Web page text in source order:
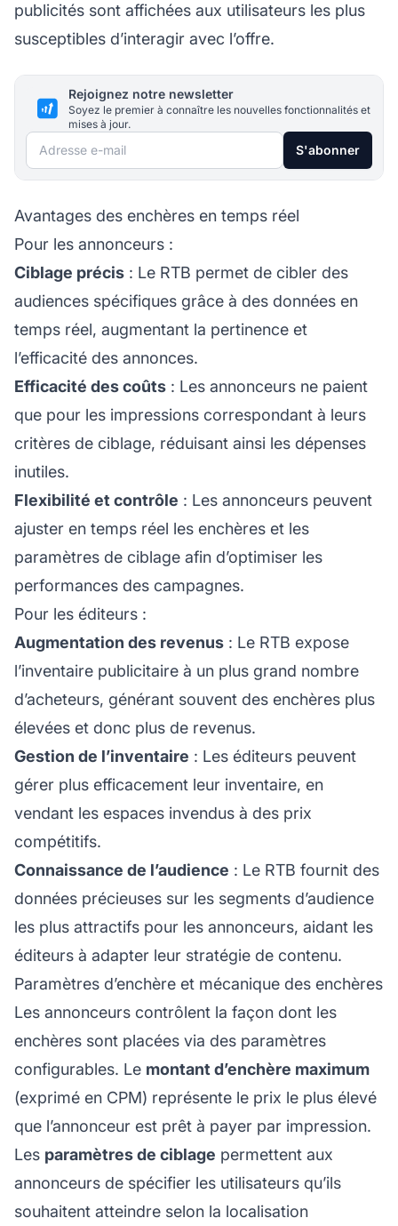
publicités sont affichées aux utilisateurs les plus
susceptibles d’interagir avec l’offre.
Rejoignez notre newsletter
Soyez le premier à connaître les nouvelles fonctionnalités et
mises à jour.
Adresse e-mail S'abonner
Avantages des enchères en temps réel
Pour les annonceurs :
Ciblage précis : Le RTB permet de cibler des
audiences spécifiques grâce à des données en
temps réel, augmentant la pertinence et
l’efficacité des annonces.
Efficacité des coûts : Les annonceurs ne paient
que pour les impressions correspondant à leurs
critères de ciblage, réduisant ainsi les dépenses
inutiles.
Flexibilité et contrôle : Les annonceurs peuvent
ajuster en temps réel les enchères et les
paramètres de ciblage afin d’optimiser les
performances des campagnes.
Pour les éditeurs :
Augmentation des revenus : Le RTB expose
l’inventaire publicitaire à un plus grand nombre
d’acheteurs, générant souvent des enchères plus
élevées et donc plus de revenus.
Gestion de l’inventaire : Les éditeurs peuvent
gérer plus efficacement leur inventaire, en
vendant les espaces invendus à des prix
compétitifs.
Connaissance de l’audience : Le RTB fournit des
données précieuses sur les segments d’audience
les plus attractifs pour les annonceurs, aidant les
éditeurs à adapter leur stratégie de contenu.
Paramètres d’enchère et mécanique des enchères
Les annonceurs contrôlent la façon dont les
enchères sont placées via des paramètres
configurables. Le montant d’enchère maximum
(exprimé en CPM) représente le prix le plus élevé
que l’annonceur est prêt à payer par impression.
Les paramètres de ciblage permettent aux
annonceurs de spécifier les utilisateurs qu’ils
souhaitent atteindre selon la localisation